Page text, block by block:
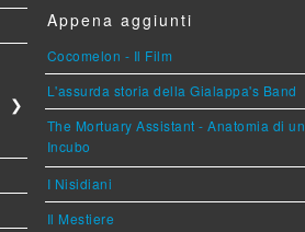
❯
Appena aggiunti
Cocomelon - Il Film
L'assurda storia della Gialappa's Band
The Mortuary Assistant - Anatomia di un
Incubo
I Nisidiani
Il Mestiere